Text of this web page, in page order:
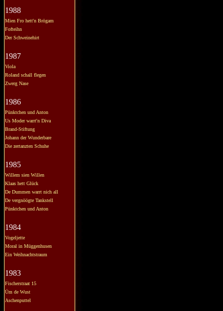
1988
Mien Fro hett'n Brögam
Fofteihn
Der Schweinehirt
1987
Viola
Roland schall flegen
Zwerg Nase
1986
Pünktchen und Anton
Us Moder warrt'n Diva
Brand-Stiftung
Johann der Wunderbare
Die zertanzten Schuhe
1985
Willem sien Willen
Klaas hett Glück
De Dummen warrt nich all
De vergnöögte Tankstell
Pünktchen und Anton
1984
Vogeljette
Moral in Müggenhusen
Ein Weihnachtstraum
1983
Fischerstraat 15
Üm de Wust
Aschenputtel